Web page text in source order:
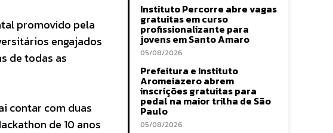
promovido pela
engajados
de todas as
contar com duas
de 10 anos
Instituto Percorre abre vagas
gratuitas em curso
profissionalizante para
jovens em Santo Amaro
05/08/2026
Prefeitura e Instituto
Aromeiazero abrem
inscrições gratuitas para
pedal na maior trilha de São
Paulo
05/08/2026